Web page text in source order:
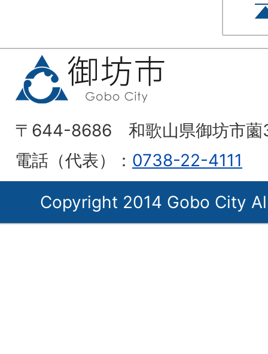
〒644-8686 和歌山県御坊市薗
電話（代表）： 0738-22-4111
Copyright 2014 Gobo City